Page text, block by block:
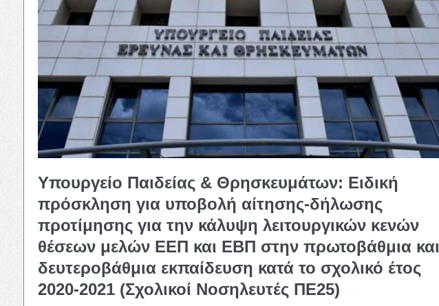
Υπουργείο Παιδείας & Θρησκευμάτων: Ειδική
πρόσκληση για υποβολή αίτησης-δήλωσης
προτίμησης για την κάλυψη λειτουργικών κενών
θέσεων μελών ΕΕΠ και ΕΒΠ στην πρωτοβάθμια και
δευτεροβάθμια εκπαίδευση κατά το σχολικό έτος
2020-2021 (Σχολικοί Νοσηλευτές ΠΕ25)